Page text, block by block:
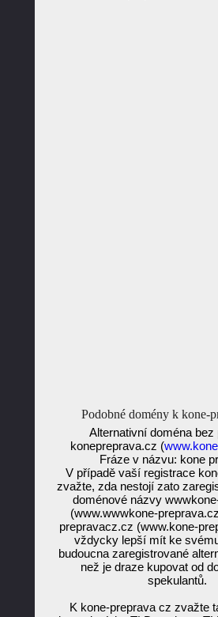
Podobné domény k kone-
Alternativní doména bez
konepreprava.cz (
Fráze v názvu: kone
V případě vaší registrace
zvažte, zda nestojí zato
doménové názvy
(www.wwwkone-
prepravacz.cz (www.kone-
vždycky lepší mít ke
budoucna zaregistrované
než je draze kupovat od
spekulantů.
K kone-preprava cz zvažte